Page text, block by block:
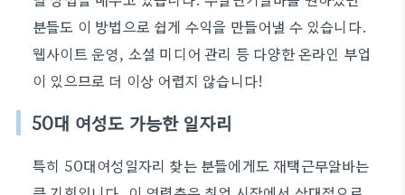
분들도 이 방법으로 쉽게 수익을 만들어낼 수 있습니다.
웹사이트 운영, 소셜 미디어 관리 등 다양한 온라인 부업
이 있으므로 더 이상 어렵지 않습니다!
50대 여성도 가능한 일자리
특히 50대여성일자리 찾는 분들에게도 재택근무알바는